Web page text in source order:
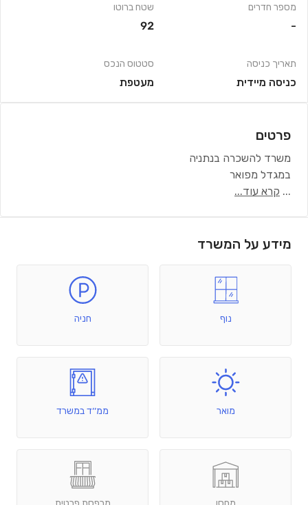
מספר חדרים
-
תאריך כניסה
כניסה מיידית
שטח ברוטו
92
סטטוס הנכס
מעטפת
פרטים
משרד להשכרה בנתניה
במגדל מפואר
... קרא עוד...
מידע על המשרד
נוף חניה
מואר ממ׳׳ד במשרד